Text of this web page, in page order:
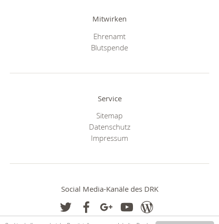
Mitwirken
Ehrenamt
Blutspende
Service
Sitemap
Datenschutz
Impressum
Social Media-Kanäle des DRK